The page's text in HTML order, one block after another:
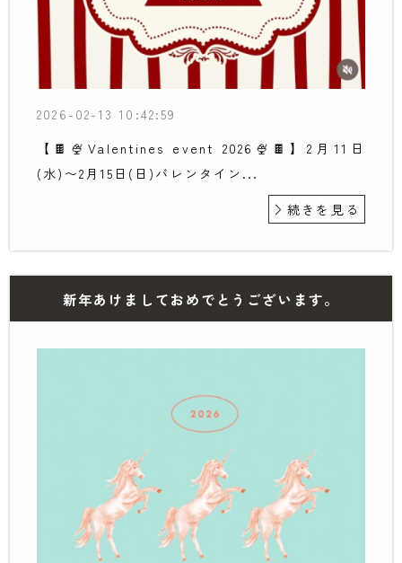
2026-02-13 10:42:59
【🍫🍨Valentines event 2026🍨🍫】2月11日
(水)〜2月15日(日)バレンタイン...
続きを見る
新年あけましておめでとうございます。